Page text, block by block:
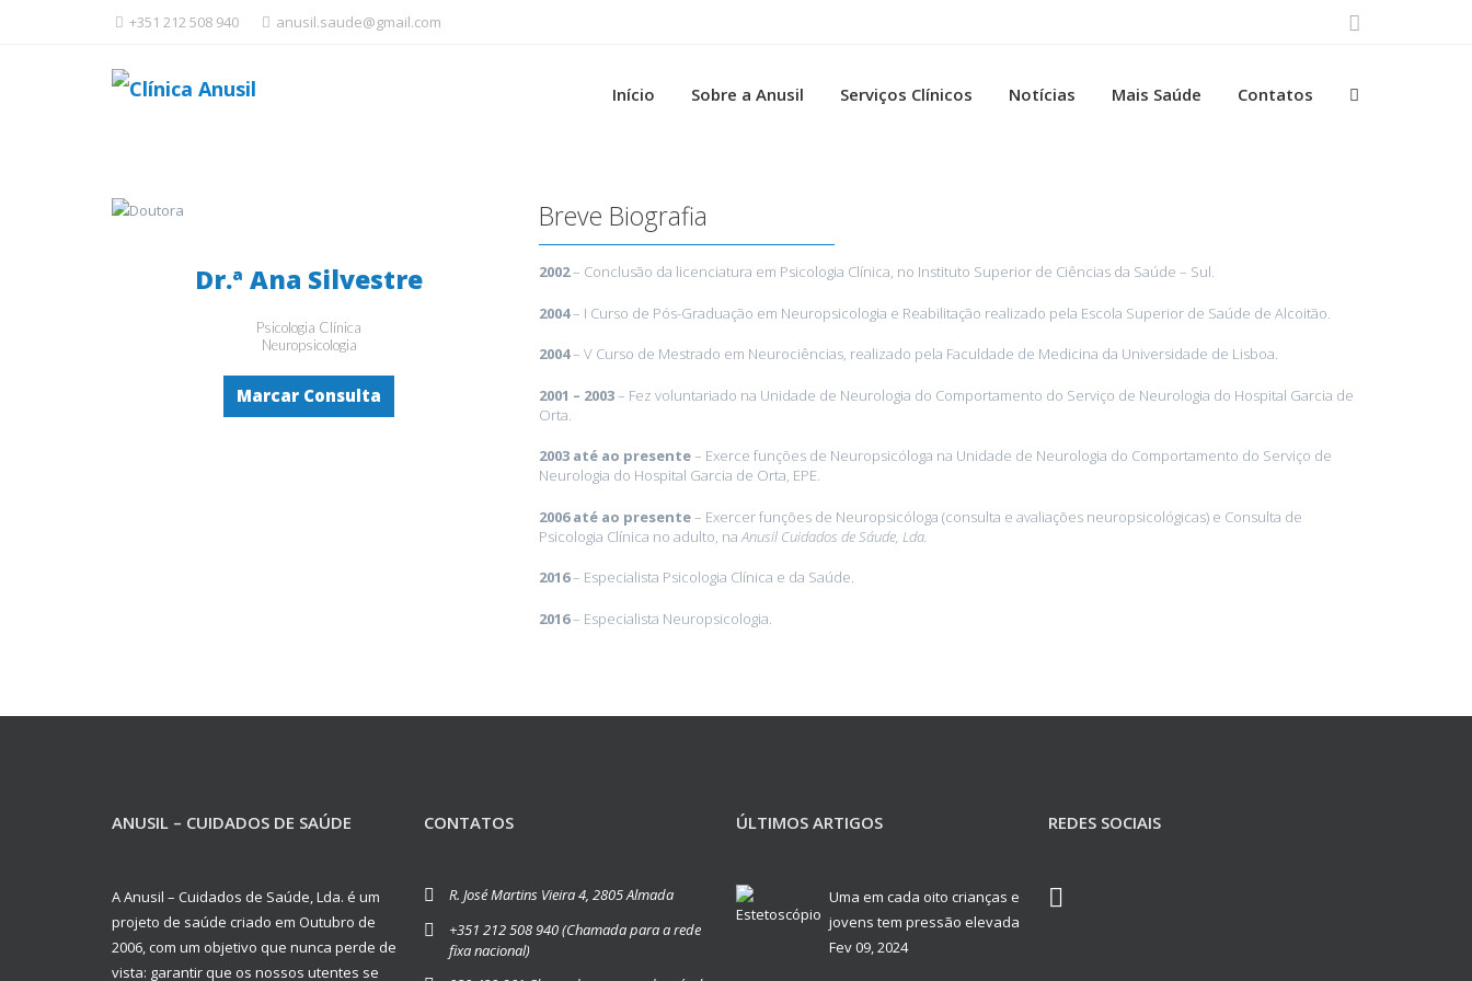
+351 212 508 940 anusil.saude@gmail.com
Início Sobre a Anusil Serviços Clínicos Notícias Mais Saúde Contatos
Dr.ª Ana Silvestre
Psicologia Clínica
Neuropsicologia
Marcar Consulta
Breve Biografia
2002– Conclusão da licenciatura em Psicologia Clínica, no Instituto Superior de Ciências da Saúde – Sul.
2004– I Curso de Pós-Graduação em Neuropsicologia e Reabilitação realizado pela Escola Superior de Saúde de Alcoitão.
2004– V Curso de Mestrado em Neurociências, realizado pela Faculdade de Medicina da Universidade de Lisboa.
2001 – 2003– Fez voluntariado na Unidade de Neurologia do Comportamento do Serviço de Neurologia do Hospital Garcia de
Orta.
2003 até ao presente– Exerce funções de Neuropsicóloga na Unidade de Neurologia do Comportamento do Serviço de
Neurologia do Hospital Garcia de Orta, EPE.
2006 até ao presente– Exercer funções de Neuropsicóloga (consulta e avaliações neuropsicológicas) e Consulta de
Psicologia Clínica no adulto, na Anusil Cuidados de Sáude, Lda.
2016– Especialista Psicologia Clínica e da Saúde.
2016– Especialista Neuropsicologia.
ANUSIL – CUIDADOS DE SAÚDE
A Anusil – Cuidados de Saúde, Lda. é um
projeto de saúde criado em Outubro de
2006, com um objetivo que nunca perde de
vista: garantir que os nossos utentes se
CONTATOS
R. José Martins Vieira 4, 2805 Almada
+351 212 508 940 (Chamada para a rede
fixa nacional)
ÚLTIMOS ARTIGOS
Uma em cada oito crianças e
jovens tem pressão elevada
Fev 09, 2024
REDES SOCIAIS